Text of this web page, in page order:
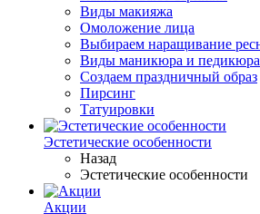
Виды макияжа
Омоложение лица
Выбираем наращивание
Виды маникюра и педикюра
Создаем праздничный образ
Пирсинг
Татуировки
Эстетические особенности
Назад
Эстетические особенности
Акции